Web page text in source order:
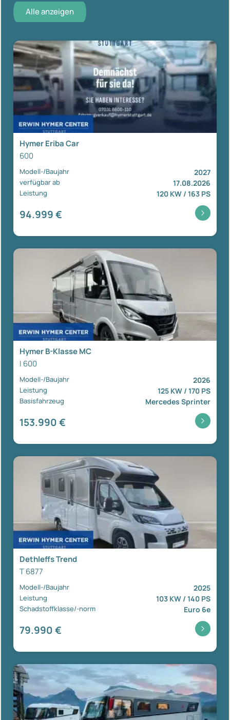
Alle anzeigen
Hymer Eriba Car
600
Modell-/Baujahr 2027
verfügbar ab 17.08.2026
Leistung 120 KW / 163 PS
94.999 €
Hymer B-Klasse MC
I 600
Modell-/Baujahr 2026
Leistung 125 KW / 170 PS
Basisfahrzeug Mercedes Sprinter
153.990 €
Dethleffs Trend
T 6877
Modell-/Baujahr 2025
Leistung 103 KW / 140 PS
Schadstoffklasse/-norm Euro 6e
79.990 €